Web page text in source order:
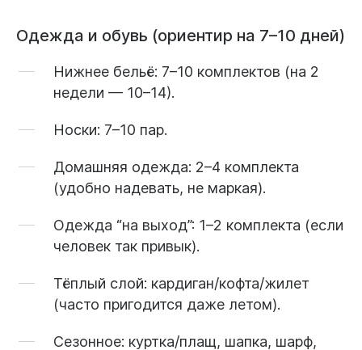
Одежда и обувь (ориентир на 7–10 дней)
Нижнее бельё: 7–10 комплектов (на 2
недели — 10–14).
Носки: 7–10 пар.
Домашняя одежда: 2–4 комплекта
(удобно надевать, не маркая).
Одежда “на выход”: 1–2 комплекта (если
человек так привык).
Тёплый слой: кардиган/кофта/жилет
(часто пригодится даже летом).
Сезонное: куртка/плащ, шапка, шарф,